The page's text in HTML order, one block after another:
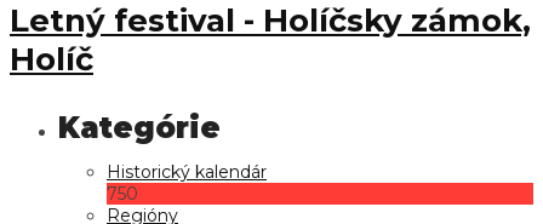
Letný festival - Holíčsky zámok,
Holíč
Historický kalendár
750
Regióny